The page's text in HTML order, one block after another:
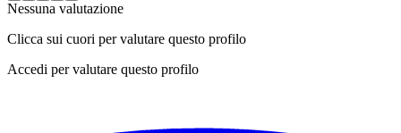
Nessuna valutazione
Clicca sui cuori per valutare questo profilo
Accedi per valutare questo profilo